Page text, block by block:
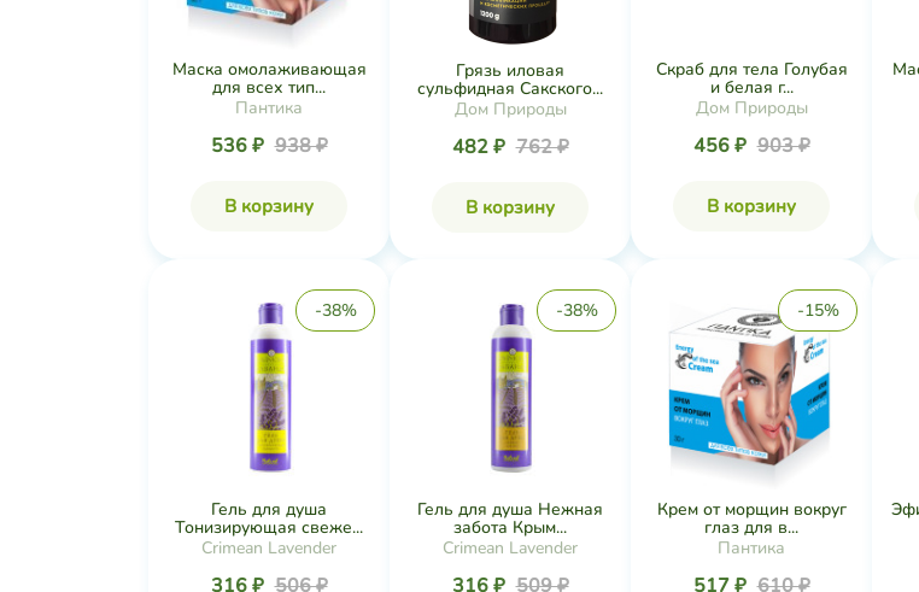
Маска омолаживающая
для всех тип...
Пантика
536 ₽ 938 ₽
В корзину
Грязь иловая
сульфидная Сакского...
Дом Природы
482 ₽ 762 ₽
В корзину
Скраб для тела Голубая
и белая г...
Дом Природы
456 ₽ 903 ₽
В корзину
-38%
Гель для душа
Тонизирующая свеже...
Crimean Lavender
316 ₽ 506 ₽
-38%
Гель для душа Нежная
забота Крым...
Crimean Lavender
316 ₽ 509 ₽
-15%
Крем от морщин вокруг
глаз для в...
Пантика
517 ₽ 610 ₽